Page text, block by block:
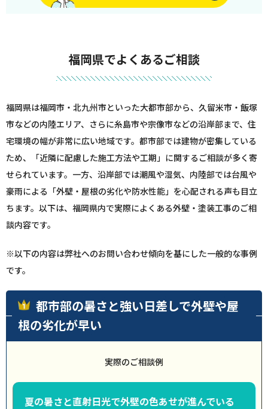
福岡県でよくあるご相談
福岡県は福岡市・北九州市といった大都市部から、久留米市・飯塚
市などの内陸エリア、さらに糸島市や宗像市などの沿岸部まで、住
宅環境の幅が非常に広い地域です。都市部では建物が密集している
ため、「近隣に配慮した施工方法や工期」に関するご相談が多く寄
せられています。一方、沿岸部では潮風や湿気、内陸部では台風や
豪雨による「外壁・屋根の劣化や防水性能」を心配される声も目立
ちます。以下は、福岡県内で実際によくある外壁・塗装工事のご相
談内容です。
※以下の内容は弊社へのお問い合わせ傾向を基にした一般的な事例
です。
都市部の暑さと強い日差しで外壁や屋
根の劣化が早い
実際のご相談例
夏の暑さと直射日光で外壁の色あせが進んでいる